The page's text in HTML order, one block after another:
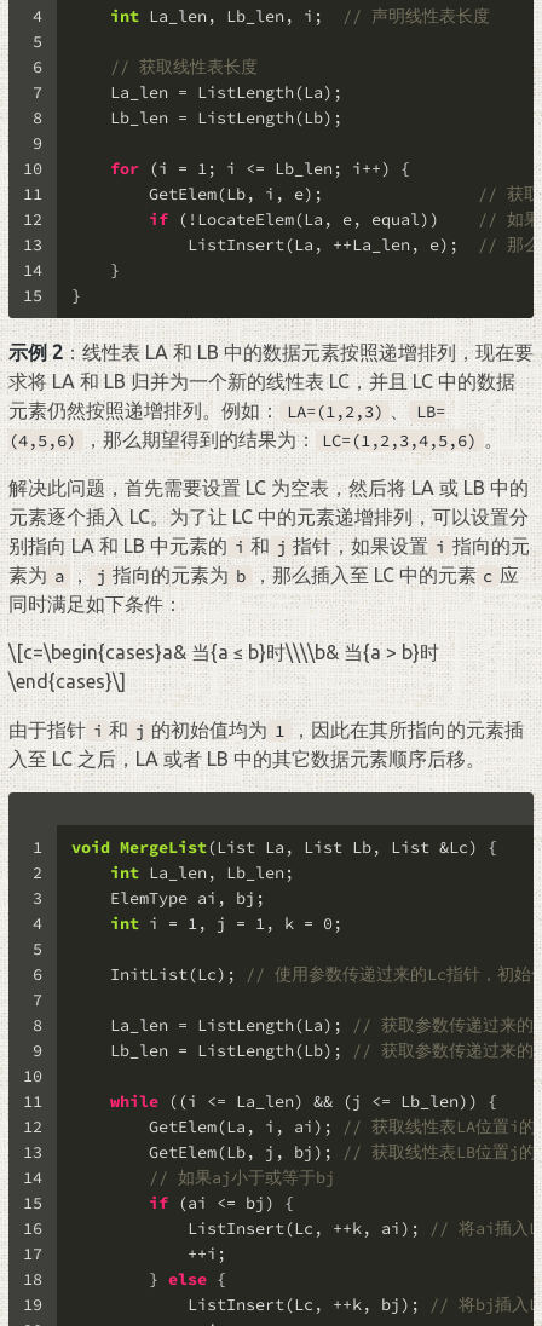
4
5
6
7
8
9
10
11
12
13
14
15
int La_len, Lb_len, i; // 声明线性表长度
// 获取线性表长度
    La_len = ListLength(La);
    Lb_len = ListLength(Lb);
for (i = 1; i <= Lb_len; i++) {
        GetElem(Lb, i, e);
// 获取
if (!LocateElem(La, e, equal))
// 如果
            ListInsert(La, ++La_len, e);
// 那么
    }
}
示例 2：线性表 LA 和 LB 中的数据元素按照递增排列，现在要
求将 LA 和 LB 归并为一个新的线性表 LC，并且 LC 中的数据
元素仍然按照递增排列。例如： LA=(1,2,3) 、 LB=
(4,5,6)
，那么期望得到的结果为： LC=(1,2,3,4,5,6) 。
解决此问题，首先需要设置 LC 为空表，然后将 LA 或 LB 中的
元素逐个插入 LC。为了让 LC 中的元素递增排列，可以设置分
别指向 LA 和 LB 中元素的 i 和 j 指针，如果设置 i 指向的元
素为 a ， j 指向的元素为 b ，那么插入至 LC 中的元素 c 应
同时满足如下条件：
\[c=\begin{cases}a& 当{a ≤ b}时\\\\b& 当{a > b}时
\end{cases}\]
由于指针 i 和 j 的初始值均为 1 ，因此在其所指向的元素插
入至 LC 之后，LA 或者 LB 中的其它数据元素顺序后移。
1
2
3
4
5
6
7
8
9
10
11
12
13
14
15
16
17
18
19
void MergeList(List La, List Lb, List &Lc)
{
int La_len, Lb_len;
    ElemType ai, bj;
int i = 1, j = 1, k = 0;
    InitList(Lc);
// 使用参数传递过来的Lc指针，初始
    La_len = ListLength(La);
// 获取参数传递过来的
    Lb_len = ListLength(Lb);
// 获取参数传递过来的
while ((i <= La_len) && (j <= Lb_len)) {
        GetElem(La, i, ai);
// 获取线性表LA位置i的
        GetElem(Lb, j, bj);
// 获取线性表LB位置j的
// 如果aj小于或等于bj
if (ai <= bj) {
            ListInsert(Lc, ++k, ai);
// 将ai插入
            ++i;
        }
else {
            ListInsert(Lc, ++k, bj);
// 将bj插入